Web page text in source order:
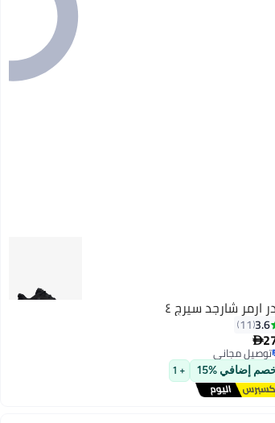
ارمر شارجد سيرج ٤
3.6
11

توصيل مجاني
توصيل مجاني
إضافي %15 + 1